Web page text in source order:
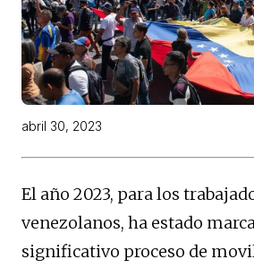
abril 30, 2023
El año 2023, para los
venezolanos, ha estado
significativo proceso de